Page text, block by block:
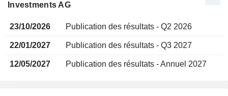
Investments AG
23/10/2026 Publication des résultats - Q2 2026
22/01/2027 Publication des résultats - Q3 2027
12/05/2027 Publication des résultats - Annuel 2027